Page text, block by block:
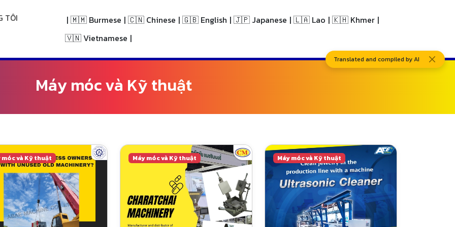
TÔI
| 🇲🇲 Burmese | 🇨🇳 Chinese | 🇬🇧 English | 🇯🇵 Japanese | 🇱🇦 Lao | 🇰🇭 Khmer |
🇻🇳 Vietnamese |
Translated and compiled by AI
Máy móc và Kỹ thuật
móc và Kỹ thuật Máy móc và Kỹ thuật Máy móc và Kỹ thuật